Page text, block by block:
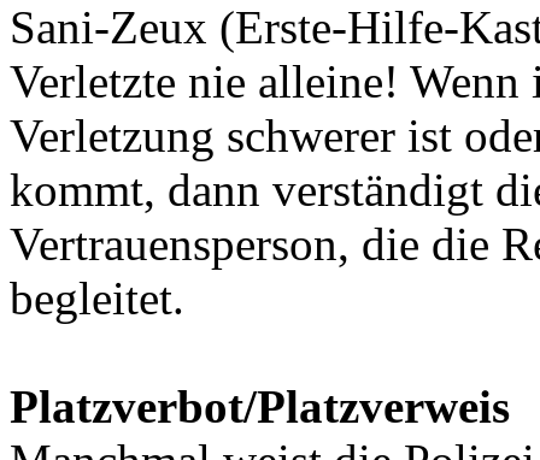
Sani-Zeux (Erste-Hilfe-
Verletzte nie alleine! Wenn
Verletzung schwerer ist
kommt, dann verständigt
Vertrauensperson, die die
begleitet.
Platzverbot/Platzverweis